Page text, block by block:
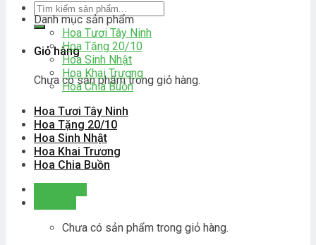
Tìm
kiếm:
Giỏ hàng
Chưa có sản phẩm trong giỏ hàng.
Danh mục sản phẩm
Hoa Tươi Tây Ninh
Hoa Tặng 20/10
Hoa Sinh Nhật
Hoa Khai Trương
Hoa Chia Buồn
Hoa Tươi Tây Ninh
Hoa Tặng 20/10
Hoa Sinh Nhật
Hoa Khai Trương
Hoa Chia Buồn
Chưa có sản phẩm trong giỏ hàng.